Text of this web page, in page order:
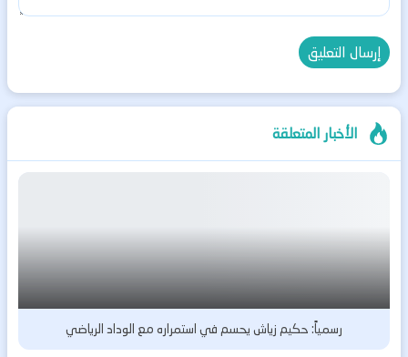
الأخبار المتعلقة
رسمياً: حكيم زياش يحسم في استمراره مع الوداد الرياضي